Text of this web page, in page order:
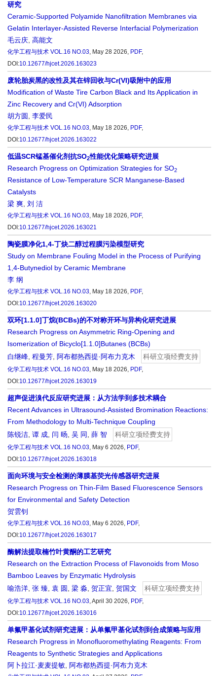
研究
Ceramic-Supported Polyamide Nanofiltration Membranes via
Gelatin Interlayer-Assisted Reverse Interfacial Polymerization
毛云庆, 高能文
化学工程与技术 VOL.16 NO.03, May 28 2026, PDF,
DOI:10.12677/hjcet.2026.163023
废轮胎炭黑的改性及其在锌回收与Cr(VI)吸附中的应用
Modification of Waste Tire Carbon Black and Its Application in
Zinc Recovery and Cr(VI) Adsorption
胡方圆, 李爱民
化学工程与技术 VOL.16 NO.03, May 18 2026, PDF,
DOI:10.12677/hjcet.2026.163022
低温SCR锰基催化剂抗SO2性能优化策略研究进展
Research Progress on Optimization Strategies for SO2
Resistance of Low-Temperature SCR Manganese-Based
Catalysts
梁 爽, 刘 洁
化学工程与技术 VOL.16 NO.03, May 18 2026, PDF,
DOI:10.12677/hjcet.2026.163021
陶瓷膜净化1,4-丁炔二醇过程膜污染模型研究
Study on Membrane Fouling Model in the Process of Purifying
1,4-Butynediol by Ceramic Membrane
李 纲
化学工程与技术 VOL.16 NO.03, May 18 2026, PDF,
DOI:10.12677/hjcet.2026.163020
双环[1.1.0]丁烷(BCBs)的不对称开环与异构化研究进展
Research Progress on Asymmetric Ring-Opening and
Isomerization of Bicyclo[1.1.0]Butanes (BCBs)
白继峰, 程曼芳, 阿布都热西提·阿布力克木 科研立项经费支持
化学工程与技术 VOL.16 NO.03, May 18 2026, PDF,
DOI:10.12677/hjcet.2026.163019
超声促进溴代反应研究进展：从方法学到多技术耦合
Recent Advances in Ultrasound-Assisted Bromination Reactions:
From Methodology to Multi-Technique Coupling
陈锐洁, 谭 成, 闫 旸, 吴 同, 薛 智 科研立项经费支持
化学工程与技术 VOL.16 NO.03, May 6 2026, PDF,
DOI:10.12677/hjcet.2026.163018
面向环境与安全检测的薄膜基荧光传感器研究进展
Research Progress on Thin-Film Based Fluorescence Sensors
for Environmental and Safety Detection
贺雲钊
化学工程与技术 VOL.16 NO.03, May 6 2026, PDF,
DOI:10.12677/hjcet.2026.163017
酶解法提取楠竹叶黄酮的工艺研究
Research on the Extraction Process of Flavonoids from Moso
Bamboo Leaves by Enzymatic Hydrolysis
喻浩洋, 张 臻, 袁 圆, 梁 淼, 贺正宜, 贺国文 科研立项经费支持
化学工程与技术 VOL.16 NO.03, April 30 2026, PDF,
DOI:10.12677/hjcet.2026.163016
单氟甲基化试剂研究进展：从单氟甲基化试剂到合成策略与应用
Research Progress in Monofluoromethylating Reagents: From
Reagents to Synthetic Strategies and Applications
阿卜拉江·麦麦提敏, 阿布都热西提·阿布力克木